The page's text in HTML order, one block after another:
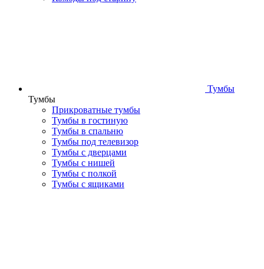
Тумбы
Тумбы
Прикроватные тумбы
Тумбы в гостиную
Тумбы в спальню
Тумбы под телевизор
Тумбы с дверцами
Тумбы с нишей
Тумбы с полкой
Тумбы с ящиками